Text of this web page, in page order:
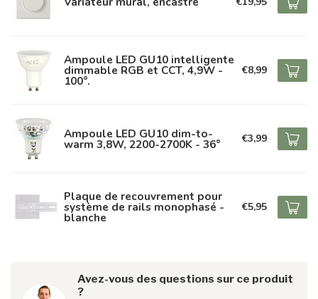
Ampoule LED GU10 intelligente
dimmable RGB et CCT, 4,9W -
100°.
€8,99
Ampoule LED GU10 dim-to-
warm 3,8W, 2200-2700K - 36° €3,99
Plaque de recouvrement pour
système de rails monophasé -
blanche
€5,95
Avez-vous des questions sur ce produit
?